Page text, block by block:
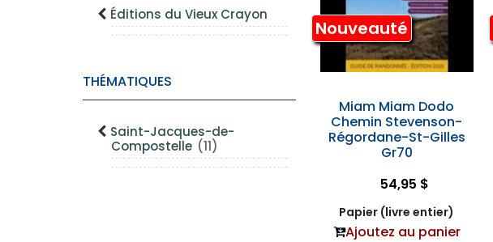
Éditions du Vieux Crayon
THÉMATIQUES
Saint-Jacques-de-
Compostelle (11)
Nouveauté
Miam Miam Dodo
Chemin Stevenson-
Régordane-St-Gilles
Gr70
54,95 $
Papier (livre entier)
Ajoutez au panier